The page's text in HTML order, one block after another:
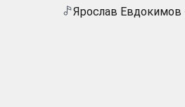
Ярослав Евдокимов